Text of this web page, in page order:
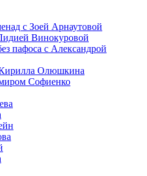
с Зоей Арнаутовой
Винокуровой
пафоса с Александрой
Олюшкина
Софиенко